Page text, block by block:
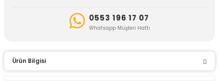
0553 196 17 07
Whatsapp Müşteri Hattı
Ürün Bilgisi